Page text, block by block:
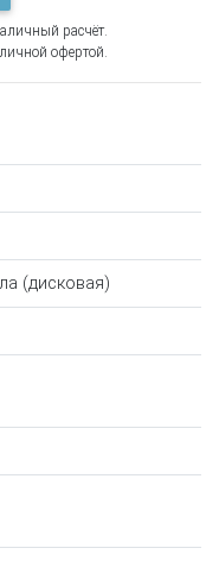
расчёт.
офертой.
(дисковая)